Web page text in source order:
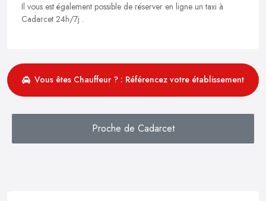
Il vous est également possible de réserver en ligne un taxi à
Cadarcet 24h/7j .
Vous êtes Chauffeur ? : Référencez votre établissement
Proche de Cadarcet